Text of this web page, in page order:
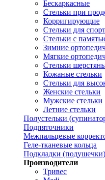
Бескаркасные
Стельки при
Корригирующие
Стельки для
Стельки с
Зимние
Мягкие
Стельки
Кожаные стельки
Стельки для
Женские стельки
Мужские стельки
Летние стельки
Полустельки
Подпяточники
Межпальцевые
Геле-тканевые кольца
Подкладки (подушечки)
Производители
Тривес